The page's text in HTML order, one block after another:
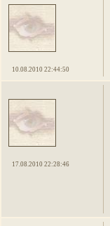
10.08.2010 22:44:50
17.08.2010 22:28:46